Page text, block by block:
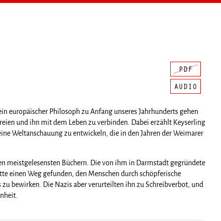
europäischer Philosoph zu Anfang unseres Jahrhunderts gehen
und ihn mit dem Leben zu verbinden. Dabei erzählt Keyserling
Weltanschauung zu entwickeln, die in den Jahren der Weimarer
meistgelesensten Büchern. Die von ihm in Darmstadt gegründete
einen Weg gefunden, den Menschen durch schöpferische
bewirken. Die Nazis aber verurteilten ihn zu Schreibverbot, und